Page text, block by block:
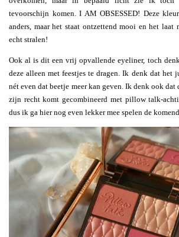
tevoorschijn komen. I AM OBSESSED! Deze
anders, maar het staat ontzettend mooi en het laat
echt stralen!
Ook al is dit een vrij opvallende eyeliner, toch
deze alleen met feestjes te dragen. Ik denk dat het
nét even dat beetje meer kan geven. Ik denk ook
zijn recht komt gecombineerd met pillow talk-
dus ik ga hier nog even lekker mee spelen de